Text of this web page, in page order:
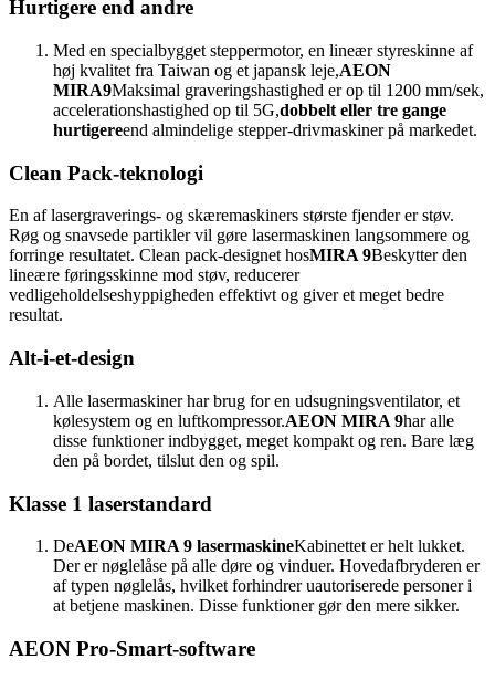
Hurtigere end andre
Med en specialbygget steppermotor, en lineær styreskinne af
høj kvalitet fra Taiwan og et japansk leje,AEON
MIRA9Maksimal graveringshastighed er op til 1200 mm/sek,
accelerationshastighed op til 5G,dobbelt eller tre gange
hurtigereend almindelige stepper-drivmaskiner på markedet.
Clean Pack-teknologi
En af lasergraverings- og skæremaskiners største fjender er støv.
Røg og snavsede partikler vil gøre lasermaskinen langsommere og
forringe resultatet. Clean pack-designet hosMIRA 9Beskytter den
lineære føringsskinne mod støv, reducerer
vedligeholdelseshyppigheden effektivt og giver et meget bedre
resultat.
Alt-i-et-design
Alle lasermaskiner har brug for en udsugningsventilator, et
kølesystem og en luftkompressor.AEON MIRA 9har alle
disse funktioner indbygget, meget kompakt og ren. Bare læg
den på bordet, tilslut den og spil.
Klasse 1 laserstandard
DeAEON MIRA 9 lasermaskineKabinettet er helt lukket.
Der er nøglelåse på alle døre og vinduer. Hovedafbryderen er
af typen nøglelås, hvilket forhindrer uautoriserede personer i
at betjene maskinen. Disse funktioner gør den mere sikker.
AEON Pro-Smart-software